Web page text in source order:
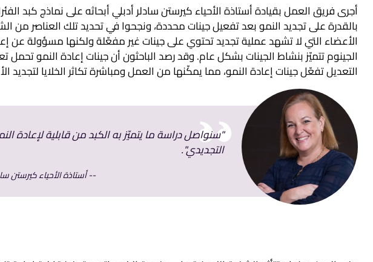
أجرى فريق العمل بقيادة أستاذة الأحياء كيرستن سادلر أدبلي أبحاثه على نماذج كبد
بالقدرة على تجديد النمو بعد تفعيل جينات محددة، ونجحوا في تحديد تلك العناصر من
الأعضاء التي لا تشهد عملية تجديد تحتوي على جينات غير مفعّلة ولكنها مسؤولة
التعديل تفعّل جينات إعادة النمو، مما يمكّنها من العمل ومباشرة تكاثر الخلايا لتجديد
"سنواصل دراسة ما يتميّز به الكبد من قابلية لإعادة
التجديدي".
أستاذة الأحياء كيرستن